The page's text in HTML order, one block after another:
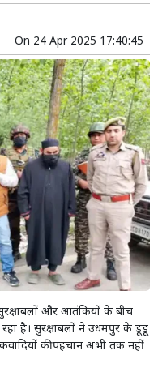
On 24 Apr 2025 17:40:45
और आतंकियों के बीच
है। सुरक्षाबलों ने उधमपुर के डूडू
की पहचान अभी तक नहीं